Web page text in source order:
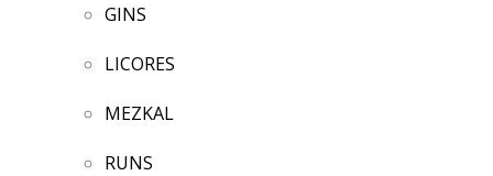
GINS
LICORES
MEZKAL
RUNS